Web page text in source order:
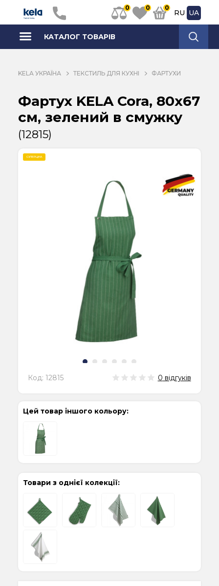
0 0 0
RU UA
КАТАЛОГ ТОВАРІВ
KELA УКРАЇНА ТЕКСТИЛЬ ДЛЯ КУХНІ ФАРТУХИ
Фартух KELA Cora, 80x67
см, зелений в смужку
(12815)
СУПЕРЦІНА
Код:12815 0 відгуків
Цей товар іншого кольору:
Товари з однієї колекції: